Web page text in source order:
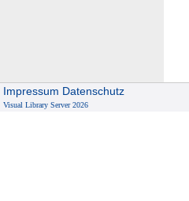
Impressum Datenschutz
Visual Library Server 2026